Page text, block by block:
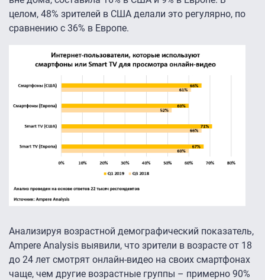
целом, 48% зрителей в США делали это регулярно, по
сравнению с 36% в Европе.
Анализируя возрастной демографический показатель,
Ampere Analysis выявили, что зрители в возрасте от 18
до 24 лет смотрят онлайн-видео на своих смартфонах
чаще, чем другие возрастные группы – примерно 90%